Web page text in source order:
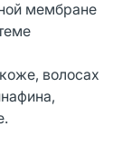
мембране
волосах